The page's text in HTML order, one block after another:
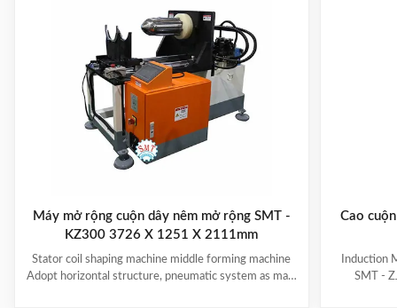
Máy mở rộng cuộn dây nêm mở rộng SMT -
KZ300 3726 X 1251 X 2111mm
Stator coil shaping machine middle forming machine
Adopt horizontal structure, pneumatic system as main
Cao
Induction
SMT -